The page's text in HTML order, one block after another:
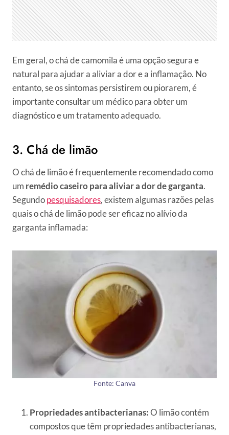
Em geral, o chá de camomila é uma opção segura e
natural para ajudar a aliviar a dor e a inflamação. No
entanto, se os sintomas persistirem ou piorarem, é
importante consultar um médico para obter um
diagnóstico e um tratamento adequado.
3. Chá de limão
O chá de limão é frequentemente recomendado como
um remédio caseiro para aliviar a dor de garganta.
Segundopesquisadores, existem algumas razões pelas
quais o chá de limão pode ser eficaz no alívio da
garganta inflamada:
Fonte: Canva
Propriedades antibacterianas:O limão contém
compostos que têm propriedades antibacterianas,